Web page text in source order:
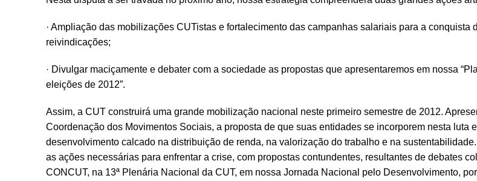
· Ampliação das mobilizações CUTistas e fortalecimento das campanhas salariais para a conquista
reivindicações;
· Divulgar maciçamente e debater com a sociedade as propostas que apresentaremos em nossa
eleições de 2012”.
Assim, a CUT construirá uma grande mobilização nacional neste primeiro semestre de 2012.
Coordenação dos Movimentos Sociais, a proposta de que suas entidades se incorporem nesta luta
desenvolvimento calcado na distribuição de renda, na valorização do trabalho e na
as ações necessárias para enfrentar a crise, com propostas contundentes, resultantes de debates
CONCUT, na 13ª Plenária Nacional da CUT, em nossa Jornada Nacional pelo Desenvolvimento,